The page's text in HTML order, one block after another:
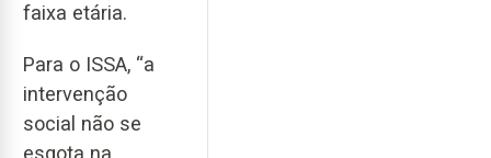
faixa etária.
Para o ISSA, “a
intervenção
social não se
esgota na